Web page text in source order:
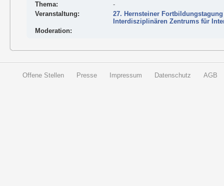
Thema:
-
Veranstaltung:
27. Hernsteiner
Interdisziplinären Zentrums für
Moderation:
Offene Stellen Presse Impressum Datenschutz AGB